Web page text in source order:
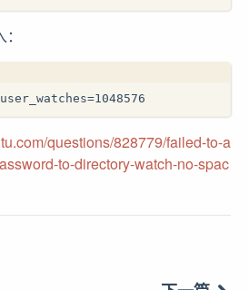
questions/828779/failed-to-a
to-directory-watch-no-spac